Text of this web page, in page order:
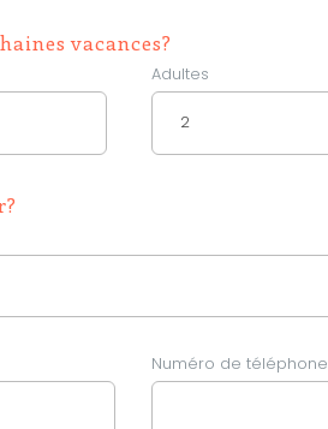
vacances?
Adultes
2
Numéro de téléphone